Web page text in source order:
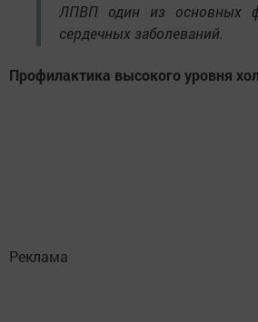
ЛПВП один из основных
сердечных заболеваний.
Профилактика высокого уровня
Реклама